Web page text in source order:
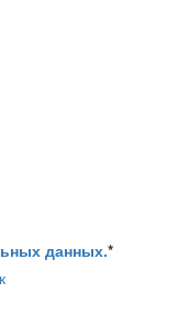
данных.*